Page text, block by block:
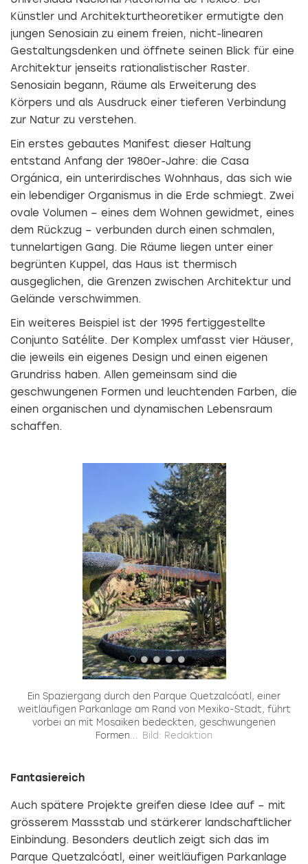
Künstler und Architekturtheoretiker ermutigte den
jungen Senosiain zu einem freien, nicht-linearen
Gestaltungsdenken und öffnete seinen Blick für eine
Architektur jenseits rationalistischer Raster.
Senosiain begann, Räume als Erweiterung des
Körpers und als Ausdruck einer tieferen Verbindung
zur Natur zu verstehen.
Ein erstes gebautes Manifest dieser Haltung
entstand Anfang der 1980er-Jahre: die Casa
Orgánica, ein unterirdisches Wohnhaus, das sich wie
ein lebendiger Organismus in die Erde schmiegt. Zwei
ovale Volumen – eines dem Wohnen gewidmet, eines
dem Rückzug – verbunden durch einen schmalen,
tunnelartigen Gang. Die Räume liegen unter einer
begrünten Kuppel, das Haus ist thermisch
ausgeglichen, die Grenzen zwischen Architektur und
Gelände verschwimmen.
Ein weiteres Beispiel ist der 1995 fertiggestellte
Conjunto Satélite. Der Komplex umfasst vier Häuser,
die jeweils ein eigenes Design und einen eigenen
Grundriss haben. Allen gemeinsam sind die
geschwungenen Formen und leuchtenden Farben, die
einen organischen und dynamischen Lebensraum
schaffen.
Ein Spaziergang durch den Parque Quetzalcóatl, einer
weitläufigen Parkanlage am Rand von Mexiko-Stadt, führt
vorbei an mit Mosaiken bedeckten, geschwungenen
Formen...
Bild: Redaktion
Fantasiereich
Auch spätere Projekte greifen diese Idee auf – mit
grösserem Massstab und stärkerer landschaftlicher
Einbindung. Besonders deutlich zeigt sich das im
Parque Quetzalcóatl, einer weitläufigen Parkanlage